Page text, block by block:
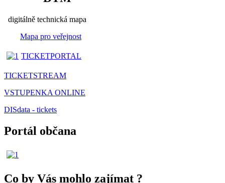
digitálně technická mapa
Mapa pro veřejnost
TICKETPORTAL
TICKETSTREAM
VSTUPENKA ONLINE
DISdata - tickets
Portál občana
Co by Vás mohlo zajímat ?